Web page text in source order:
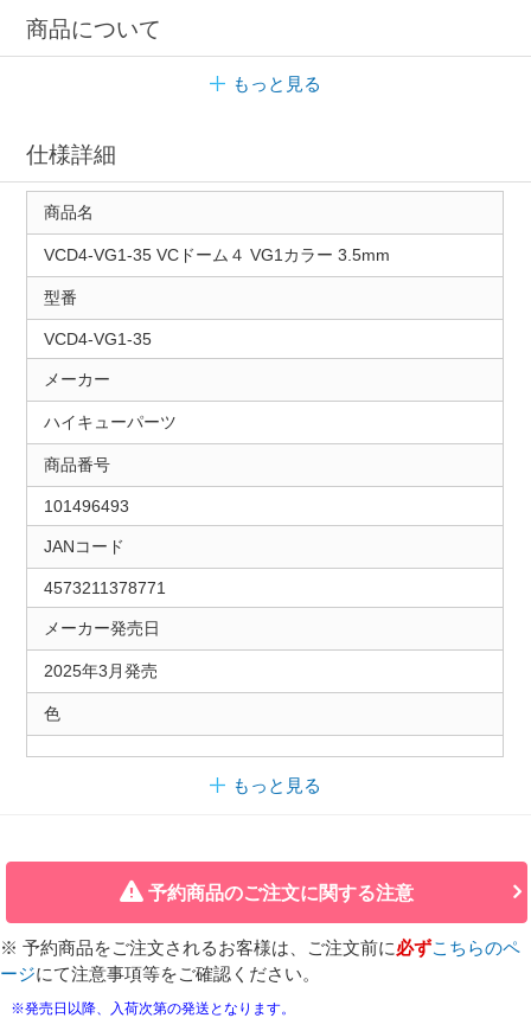
商品について
もっと見る
仕様詳細
商品名
VCD4-VG1-35 VCドーム４ VG1カラー 3.5mm
型番
VCD4-VG1-35
メーカー
ハイキューパーツ
商品番号
101496493
JANコード
4573211378771
メーカー発売日
2025年3月発売
色
もっと見る
予約商品のご注文に関する注意
※ 予約商品をご注文されるお客様は、ご注文前に必ずこちらのペ
ージにて注意事項等をご確認ください。
※発売日以降、入荷次第の発送となります。